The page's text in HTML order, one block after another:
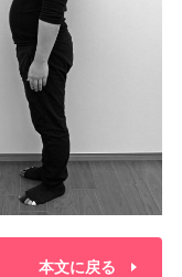
本文に戻る